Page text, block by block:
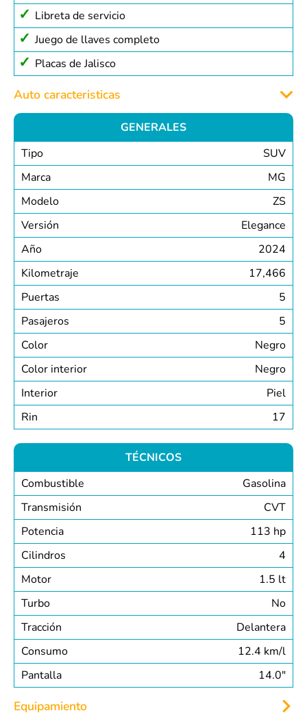
Libreta de servicio
Juego de llaves completo
Placas de Jalisco
Auto caracteristicas
GENERALES
Tipo
SUV
Marca
MG
Modelo
ZS
Versión
Elegance
Año
2024
Kilometraje
17,466
Puertas
5
Pasajeros
5
Color
Negro
Color interior
Negro
Interior
Piel
Rin
17
TÉCNICOS
Combustible
Gasolina
Transmisión
CVT
Potencia
113 hp
Cilindros
4
Motor
1.5 lt
Turbo
No
Tracción
Delantera
Consumo
12.4 km/l
Pantalla
14.0″
Equipamiento